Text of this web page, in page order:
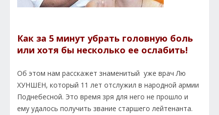
Как за 5 минут убрать головную боль
или хотя бы несколько ее ослабить!
Об этом нам расскажет знаменитый уже врач Лю
ХУНШЕН, который 11 лет отслужил в народной армии
Поднебесной. Это время зря для него не прошло и
ему удалось получить звание старшего лейтенанта.